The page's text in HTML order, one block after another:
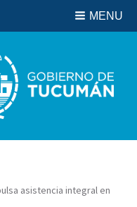
MENU
asistencia integral en